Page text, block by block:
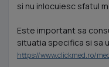
si nu inlocuiesc sfatul
Este important sa
situatia specifica si sa
https://www.clickmed.ro/